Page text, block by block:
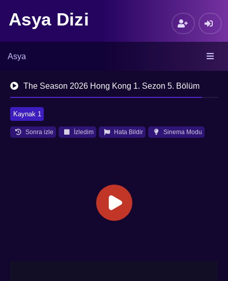
Asya Dizi
Asya
The Season 2026 Hong Kong 1. Sezon 5. Bölüm
Kaynak 1
Sonra izle İzledim Hata Bildir Sinema Modu